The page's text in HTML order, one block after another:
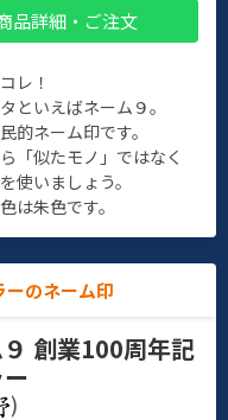
品詳細・ご注文
レ！
といえばネーム９。
的ネーム印です。
「似たモノ」ではなく
使いましょう。
は朱色です。
ーのネーム印
創業100周年記
)